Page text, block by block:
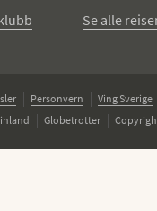
Se alle
Personvern Ving Sverige
Globetrotter